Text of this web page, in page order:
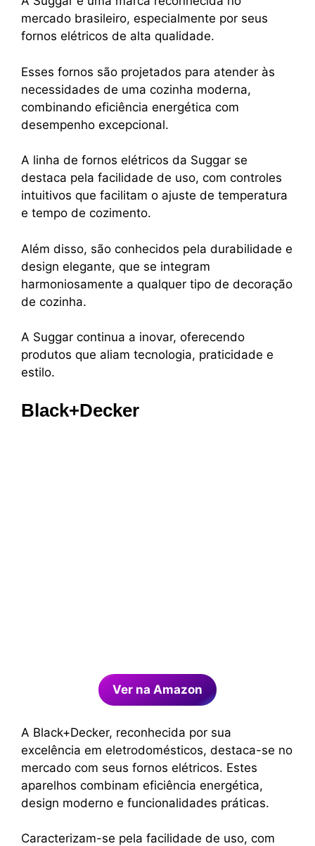
mercado brasileiro, especialmente por seus
fornos elétricos de alta qualidade.
Esses fornos são projetados para atender às
necessidades de uma cozinha moderna,
combinando eficiência energética com
desempenho excepcional.
A linha de fornos elétricos da Suggar se
destaca pela facilidade de uso, com controles
intuitivos que facilitam o ajuste de temperatura
e tempo de cozimento.
Além disso, são conhecidos pela durabilidade e
design elegante, que se integram
harmoniosamente a qualquer tipo de decoração
de cozinha.
A Suggar continua a inovar, oferecendo
produtos que aliam tecnologia, praticidade e
estilo.
Black+Decker
Ver na Amazon
A Black+Decker, reconhecida por sua
excelência em eletrodomésticos, destaca-se no
mercado com seus fornos elétricos. Estes
aparelhos combinam eficiência energética,
design moderno e funcionalidades práticas.
Caracterizam-se pela facilidade de uso, com